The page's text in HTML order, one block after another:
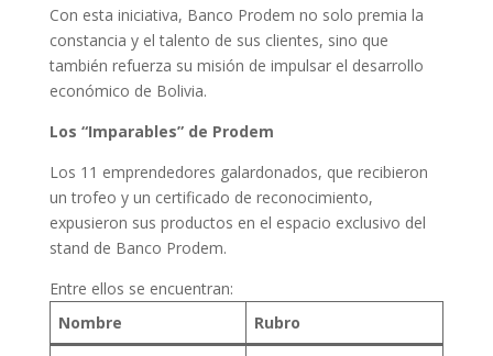
Con esta iniciativa, Banco Prodem no solo premia la
constancia y el talento de sus clientes, sino que
también refuerza su misión de impulsar el desarrollo
económico de Bolivia.
Los “Imparables” de Prodem
Los 11 emprendedores galardonados, que recibieron
un trofeo y un certificado de reconocimiento,
expusieron sus productos en el espacio exclusivo del
stand de Banco Prodem.
Entre ellos se encuentran:
Nombre
Rubro